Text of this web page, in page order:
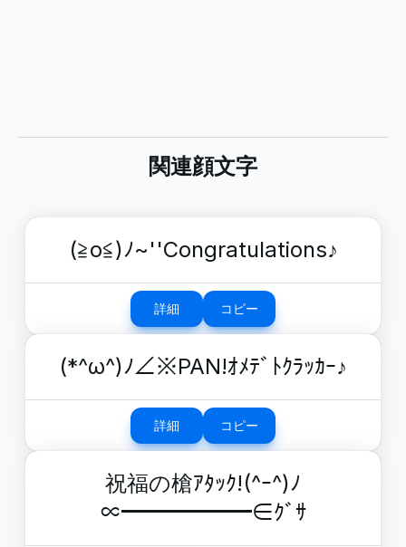
関連顔文字
(≧o≦)ﾉ~''Congratulations♪
詳細 コピー
(*^ω^)ﾉ∠※PAN!ｵﾒﾃﾞﾄｸﾗｯｶｰ♪
詳細 コピー
祝福の槍ｱﾀｯｸ!(^ｰ^)ﾉ
∝━━━━━━∈ｸﾞｻ